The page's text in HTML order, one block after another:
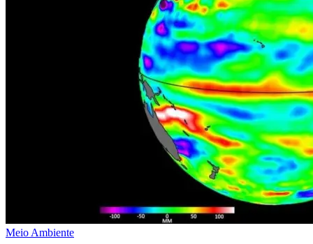
Meio Ambiente